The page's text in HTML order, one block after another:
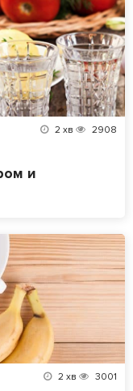
2 хв
2908
и
2 хв
3001